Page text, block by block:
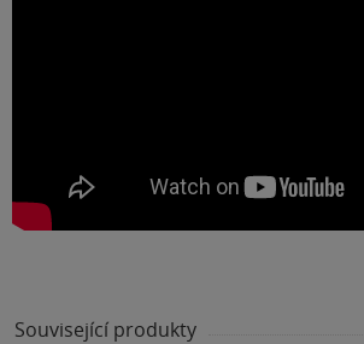
Související produkty